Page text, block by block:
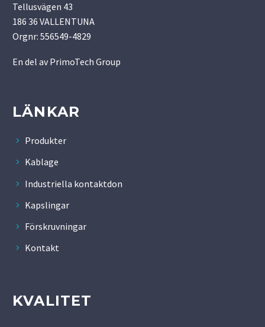
Tellusvägen 43
186 36 VALLENTUNA
Orgnr: 556549-4829
En del av PrimoTech Group
LÄNKAR
Produkter
Kablage
Industriella kontaktdon
Kapslingar
Förskruvningar
Kontakt
KVALITET